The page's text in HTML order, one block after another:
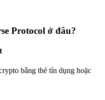
Protocol ở đâu?
bằng thẻ tín dụng hoặc